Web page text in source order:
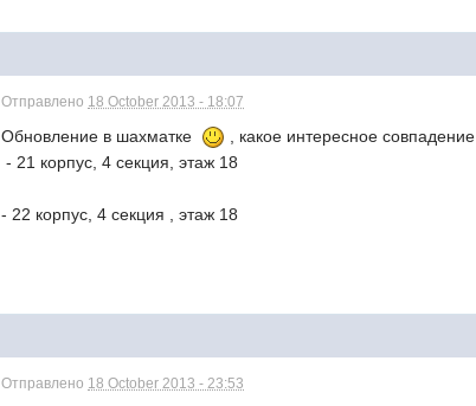
Отправлено 18 October 2013 - 18:07
Обновление в шахматке
, какое интересное совпадение
- 21 корпус, 4 секция, этаж 18
- 22 корпус, 4 секция , этаж 18
Отправлено 18 October 2013 - 23:53